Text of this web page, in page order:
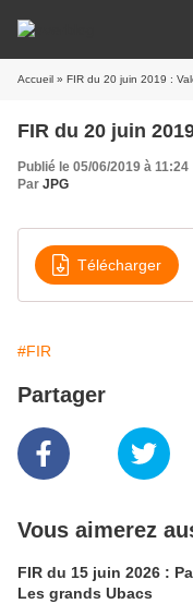
Accueil » FIR du 20 juin 2019 :
FIR du 20 juin
Publié le 05/06/2019 à 11:24
Par JPG
Télécharger
#FIR
Partager
Vous aimerez
FIR du 15 juin 2026 :
Les grands Ubacs